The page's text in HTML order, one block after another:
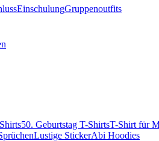
EinschulungGruppenoutfits
50. Geburtstag T-ShirtsT-Shirt für
Lustige StickerAbi Hoodies